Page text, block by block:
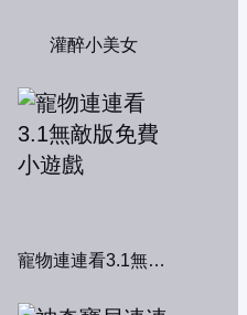
灌醉小美女
寵物連連看3.1無敵版